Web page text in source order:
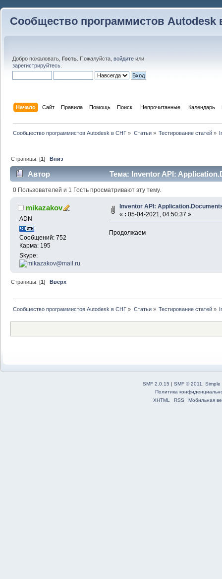
Сообщество программистов Autodesk
Добро пожаловать, Гость . Пожалуйста, войдите или
зарегистрируйтесь
Начало Сайт Правила Помощь Поиск Непрочитанные Календарь
Сообщество программистов Autodesk в СНГ » Статьи» Тестирование статей»
Страницы: [1]Вниз
Автор Тема: Inventor API:
0 Пользователей и 1 Гость просматривают эту тему.
mikazakov
ADN
Сообщений: 752
Карма: 195
Skype:
Inventor API:
« : 05-04-2021, 04:50:37 »
Продолжаем
Страницы: [1]Вверх
Сообщество программистов Autodesk в СНГ » Статьи» Тестирование статей»
SMF 2.0.15 | SMF © 2011
Simple
Политика
XHTML
RSS Мобильная